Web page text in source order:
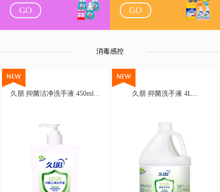
GO GO
消毒感控
久朋 抑菌洁净洗手液 450ml... 久朋 抑菌洗手液 4L...